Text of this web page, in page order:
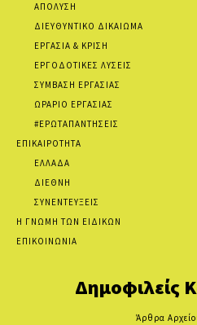
ΑΠΟΛΥΣΗ
ΔΙΕΥΘΥΝΤΙΚΟ ΔΙΚΑΙΩΜΑ
ΕΡΓΑΣΙΑ & ΚΡΙΣΗ
ΕΡΓΟΔΟΤΙΚΕΣ ΛΥΣΕΙΣ
ΣΥΜΒΑΣΗ ΕΡΓΑΣΙΑΣ
ΩΡΑΡΙΟ ΕΡΓΑΣΙΑΣ
#ΕΡΩΤΑΠΑΝΤΗΣΕΙΣ
ΕΠΙΚΑΙΡΟΤΗΤΑ
ΕΛΛΑΔΑ
ΔΙΕΘΝΗ
ΣΥΝΕΝΤΕΥΞΕΙΣ
Η ΓΝΩΜΗ ΤΩΝ ΕΙΔΙΚΩΝ
ΕΠΙΚΟΙΝΩΝΙΑ
Δημοφιλείς
Άρθρα